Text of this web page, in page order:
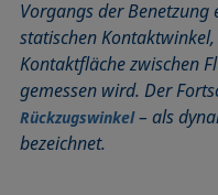
Aufsichtdistanzmethode
Basislinie
Benetzbarkeit
Benetzte Länge
Benetzung
Höhe-Breite-Methode
Hysterese
Kegelschnittmethode
Kohäsionsarbeit
Kontaktwinkel
Ringmethode nach Du
Ross-Miles-Methode
Rückzugswinkel
Schaum
Schaumbildner
Young’sche Gleichung
Young-Laplace-Fit
Vorgangs der Benetzung
statischen
Kontaktfläche zwischen
gemessen wird. Der
Rückzugswinkel– als
bezeichnet.